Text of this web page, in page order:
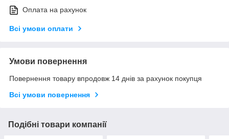
Оплата на рахунок
Всі умови оплати
Умови повернення
Повернення товару впродовж 14 днів за рахунок покупця
Всі умови повернення
Подібні товари компанії